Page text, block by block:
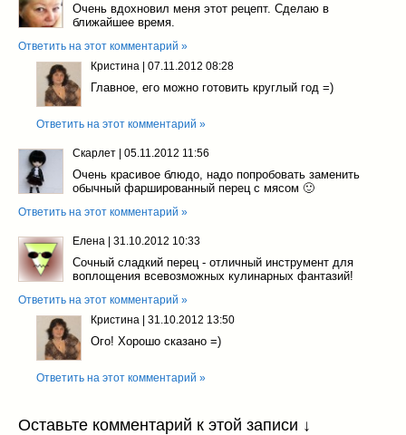
Очень вдохновил меня этот рецепт. Сделаю в
ближайшее время.
Ответить на этот комментарий »
Кристина | 07.11.2012 08:28
Главное, его можно готовить круглый год =)
Ответить на этот комментарий »
Скарлет | 05.11.2012 11:56
Очень красивое блюдо, надо попробовать заменить
обычный фаршированный перец с мясом 🙂
Ответить на этот комментарий »
Елена | 31.10.2012 10:33
Сочный сладкий перец - отличный инструмент для
воплощения всевозможных кулинарных фантазий!
Ответить на этот комментарий »
Кристина | 31.10.2012 13:50
Ого! Хорошо сказано =)
Ответить на этот комментарий »
Оставьте комментарий к этой записи ↓